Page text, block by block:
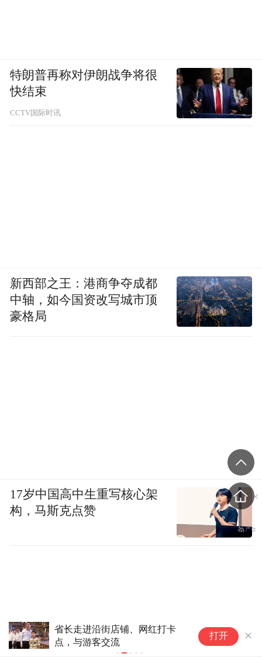
省长走进沿街店铺、网红打卡
点，与游客交流
人民锐评：
打开
特朗普再称对伊朗战争将很
快结束
CCTV国际时讯
新西部之王：港商争夺成都
中轴，如今国资改写城市顶
豪格局
17岁中国高中生重写核心架
构，马斯克点赞